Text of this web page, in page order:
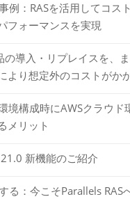
例：RASを活用してコス
フォーマンスを実現
の導入・リプレイスを、
より想定外のコストがか
境構成時にAWSクラウド
メリット
新機能のご紹介
る：今こそParallels RAS